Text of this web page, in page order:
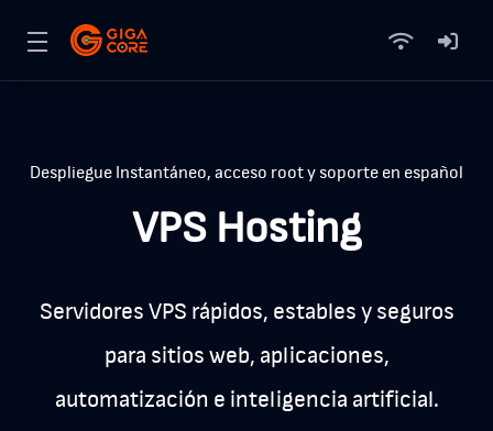
Despliegue Instantáneo, acceso root y soporte en español
VPS Hosting
Servidores VPS rápidos, estables y seguros
para sitios web, aplicaciones,
automatización e inteligencia artificial.